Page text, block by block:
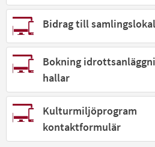
Bidrag till samlingslokal
Bokning
hallar
Kulturmiljöprogram
kontaktformulär